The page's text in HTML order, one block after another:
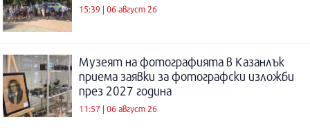
15:39 | 06 август 26
Музеят на фотографията в Казанлък
приема заявки за фотографски изложби
през 2027 година
11:57 | 06 август 26